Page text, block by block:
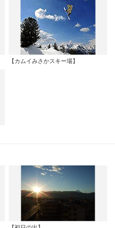
【カムイみさかスキー場】